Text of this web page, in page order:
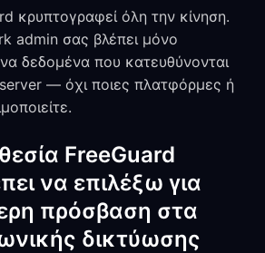
κρυπτογραφεί όλη την κίνηση.
admin σας βλέπει μόνο
δεδομένα που κατευθύνονται
— όχι ποιες πλατφόρμες ή
FreeGuard
να επιλέξω για
πρόσβαση στα
δικτύωσης